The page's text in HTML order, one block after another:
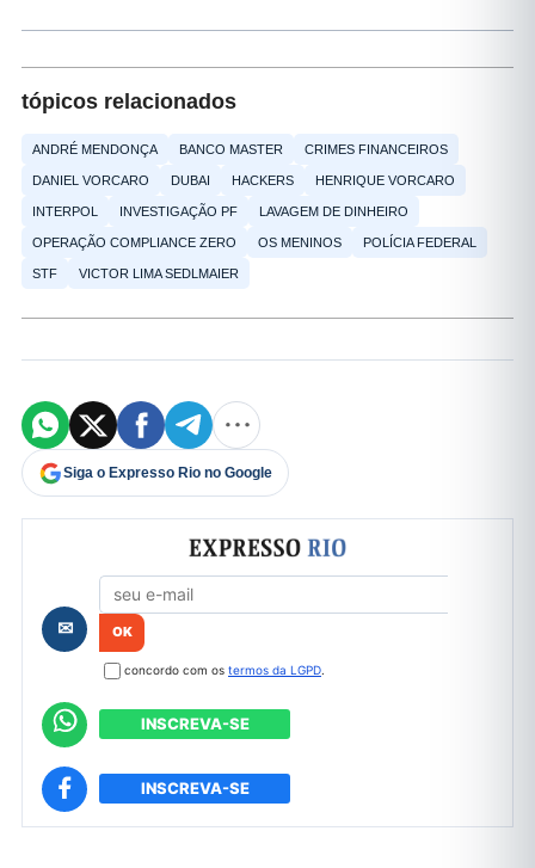
tópicos relacionados
ANDRÉ MENDONÇA BANCO MASTER CRIMES FINANCEIROS
DANIEL VORCARO DUBAI HACKERS HENRIQUE VORCARO
INTERPOL INVESTIGAÇÃO PF LAVAGEM DE DINHEIRO
OPERAÇÃO COMPLIANCE ZERO OS MENINOS POLÍCIA FEDERAL
STF VICTOR LIMA SEDLMAIER
Siga o Expresso Rio no Google
Formulário de cadastro
✉
concordo com os termos da LGPD.
INSCREVA-SE
INSCREVA-SE